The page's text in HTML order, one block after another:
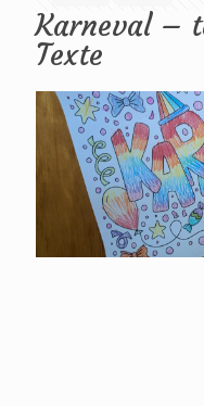
Karneval –
Texte